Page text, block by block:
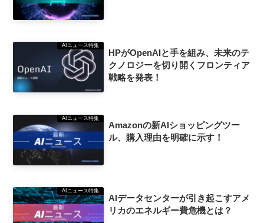
AIニュース特集
HPがOpenAIと手を組み、未来のテ
クノロジーを切り開くフロンティア
戦略を発表！
AIニュース特集
Amazonの新AIショッピングツー
ル、購入理由を明確に示す！
AIニュース特集
AIデータセンターが引き起こすアメ
リカのエネルギー費危機とは？